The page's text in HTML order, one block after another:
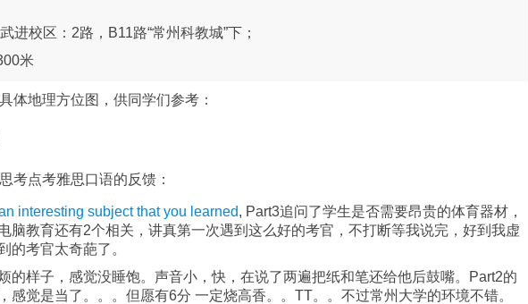
进校区：2路，B11路“常州科教城”下；
米
体地理方位图，供同学们参考：
考点考雅思口语的反馈：
interesting subject that you learned, Part3追问了学生是否需要昂贵的体育器材，
脑教育还有2个相关，讲真第一次遇到这么好的考官，不打断等我说完，好到我虚
的考官太奇葩了。
的样子，感觉没睡饱。声音小，快，在说了两遍把纸和笔还给他后鼓嘴。Part2的
感觉是当了。。。但愿有6分 一定烧高香。。TT。。不过常州大学的环境不错。